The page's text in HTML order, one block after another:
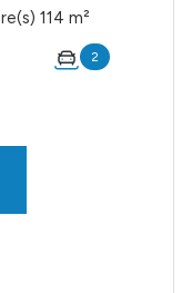
Maison 4 pièce(s) 3 chambre(s) 114 m²
2